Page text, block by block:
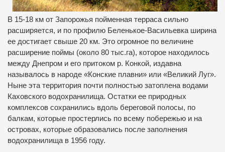
В 15-18 км от Запорожья пойменная терраса сильно
расширяется, и по профилю Беленькое-Васильевка ширина
ее достигает свыше 20 км. Это огромное по величине
расширение поймы (около 80 тыс.га), которое находилось
между Днепром и его притоком р. Конкой, издавна
называлось в народе «Конские плавни» или «Великий Луг».
Ныне эта территория почти полностью затоплена водами
Каховского водохранилища. Остатки ее природных
комплексов сохранились вдоль береговой полосы, по
балкам, которые простерлись по всему побережью и на
островах, которые образовались после заполнения
водохранилища в 1956 году.